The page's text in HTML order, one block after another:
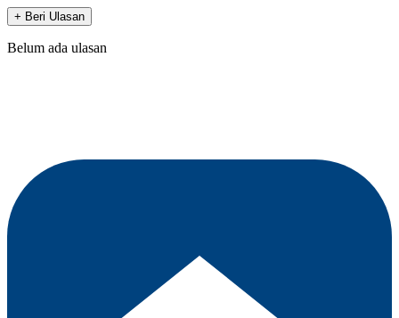
+ Beri Ulasan
Belum ada ulasan